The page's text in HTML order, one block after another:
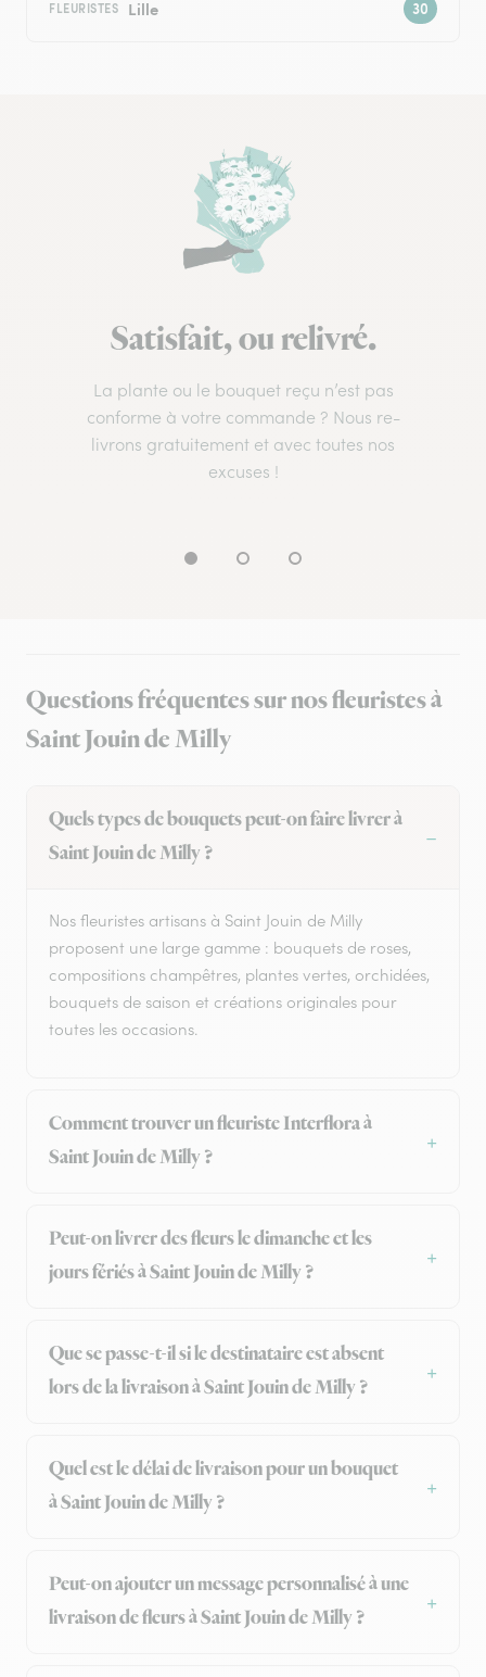
FLEURISTES Lille
Satisfait, ou relivré.
La plante ou le bouquet reçu n’est pas
conforme à votre commande ? Nous re-
livrons gratuitement et avec toutes nos
excuses !
Questions fréquentes sur nos fleuristes à
Saint Jouin de Milly
Quels types de bouquets peut-on faire livrer à
Saint Jouin de Milly ?
Nos fleuristes artisans à Saint Jouin de Milly
proposent une large gamme : bouquets de roses,
compositions champêtres, plantes vertes, orchidées,
bouquets de saison et créations originales pour
toutes les occasions.
Comment trouver un fleuriste Interflora à
Saint Jouin de Milly ?
Peut-on livrer des fleurs le dimanche et les
jours fériés à Saint Jouin de Milly ?
Que se passe-t-il si le destinataire est absent
lors de la livraison à Saint Jouin de Milly ?
Quel est le délai de livraison pour un bouquet
à Saint Jouin de Milly ?
Peut-on ajouter un message personnalisé à une
livraison de fleurs à Saint Jouin de Milly ?